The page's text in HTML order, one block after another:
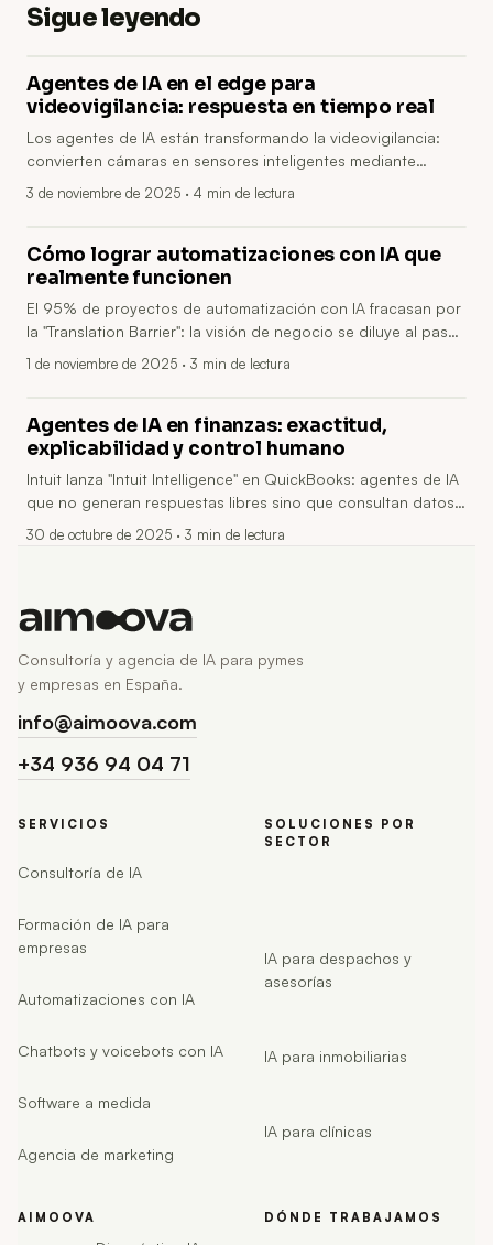
Sigue leyendo
Agentes de IA en el edge para
videovigilancia: respuesta en tiempo real
Los agentes de IA están transformando la videovigilancia:
convierten cámaras en sensores inteligentes mediante
procesamiento en el edge, modelos adaptativos y
tiempo) y aprovechan el hardware existente.
3 de noviembre de 2025 · 4 min de lectura
Cómo lograr automatizaciones con IA que
realmente funcionen
El 95% de proyectos de automatización con IA fracasan por
la "Translation Barrier": la visión de negocio se diluye al pasar
por product owners, analistas e ingenieros. El éxito requiere
1 de noviembre de 2025 · 3 min de lectura
Agentes de IA en finanzas: exactitud,
explicabilidad y control humano
Intuit lanza "Intuit Intelligence" en QuickBooks: agentes de IA
que no generan respuestas libres sino que consultan datos
reales para evitar hallucinations y garantizar precisión,
30 de octubre de 2025 · 3 min de lectura
Consultoría y agencia de IA para pymes
y empresas en España.
info@aimoova.com
+34 936 94 04 71
SERVICIOS
Consultoría de IA
Formación de IA para
empresas
Automatizaciones con IA
Chatbots y voicebots con IA
Software a medida
Agencia de marketing
SOLUCIONES POR
SECTOR
IA para despachos y
asesorías
IA para inmobiliarias
IA para clínicas
AIMOOVA DÓNDE TRABAJAMOS